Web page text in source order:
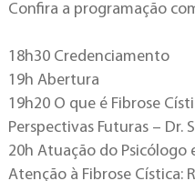
Confira a programação
18h30 Credenciamento
19h Abertura
19h20 O que é Fibrose
Perspectivas Futuras – Dr.
20h Atuação do
Atenção à Fibrose Cística: